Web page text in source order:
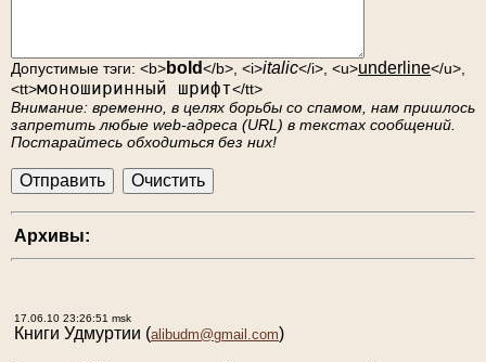
Допустимые тэги: <b>bold</b>, <i>italic</i>, <u>underline</u>,
<tt>моноширинный шрифт</tt>
Внимание: временно, в целях борьбы со спамом, нам пришлось
запретить любые web-адреса (URL) в текстах сообщений.
Постарайтесь обходиться без них!
Архивы:
17.06.10 23:26:51 msk
Книги Удмуртии (alibudm@gmail.com)